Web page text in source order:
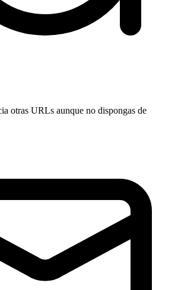
otras URLs aunque no dispongas de